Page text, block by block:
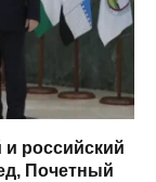
и российский
Почетный